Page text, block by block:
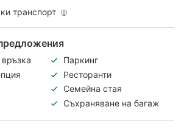
транспорт
Паркинг
Ресторанти
Семейна стая
Съхраняване на багаж